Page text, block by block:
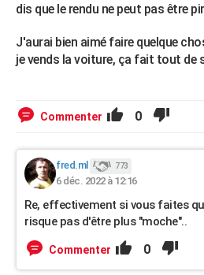
dis que le rendu ne peut pas être
J'aurai bien aimé faire quelque
je vends la voiture, ça fait tout de
Commenter 0
fred.ml 773
6 déc. 2022 à 12:16
Re, effectivement si vous faites
risque pas d'être plus "moche"..
Commenter 0